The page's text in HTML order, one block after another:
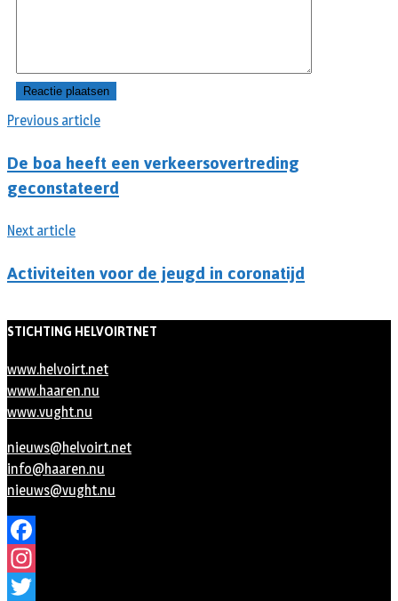
Previous article
De boa heeft een verkeersovertreding
geconstateerd
Next article
Activiteiten voor de jeugd in coronatijd
STICHTING HELVOIRTNET
www.helvoirt.net
www.haaren.nu
www.vught.nu
nieuws@helvoirt.net
info@haaren.nu
nieuws@vught.nu
Facebook
Instagram